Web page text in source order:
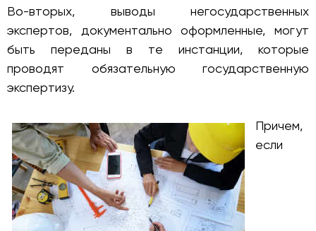
Во-вторых, выводы негосударственных
экспертов, документально оформленные, могут
быть переданы в те инстанции, которые
проводят обязательную государственную
экспертизу.
Причем,
если